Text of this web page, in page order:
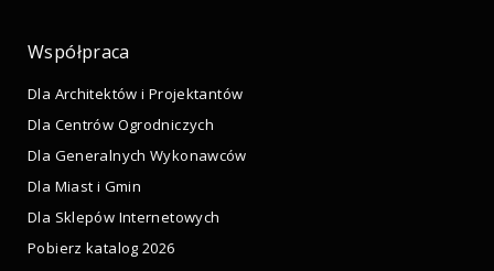
Współpraca
Dla Architektów i Projektantów
Dla Centrów Ogrodniczych
Dla Generalnych Wykonawców
Dla Miast i Gmin
Dla Sklepów Internetowych
Pobierz katalog 2026